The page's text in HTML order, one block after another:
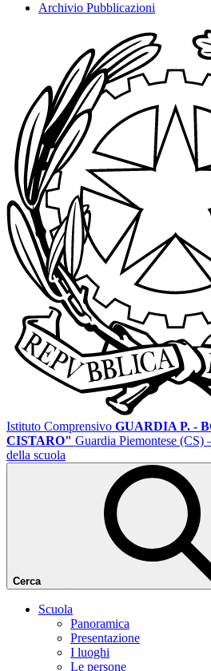
Archivio Pubblicazioni
Istituto Comprensivo GUARDIA P. -
CISTARO" Guardia Piemontese (CS)
della scuola
Cerca
Scuola
Panoramica
Presentazione
I luoghi
Le persone